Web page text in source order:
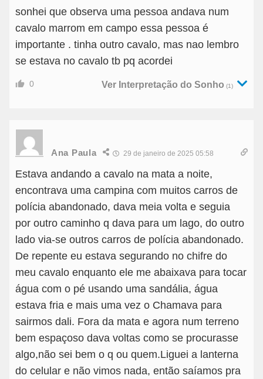
sonhei que observa uma pessoa andava num
cavalo marrom em campo essa pessoa é
importante . tinha outro cavalo, mas nao lembro
se estava no cavalo tb pq acordei
0 Ver Interpretação do Sonho (1)
Ana Paula 29 de janeiro de 2025 05:58
Estava andando a cavalo na mata a noite,
encontrava uma campina com muitos carros de
polícia abandonado, dava meia volta e seguia
por outro caminho q dava para um lago, do outro
lado via-se outros carros de polícia abandonado.
De repente eu estava segurando no chifre do
meu cavalo enquanto ele me abaixava para tocar
água com o pé usando uma sandália, água
estava fria e mais uma vez o Chamava para
sairmos dali. Fora da mata e agora num terreno
bem espaçoso dava voltas como se procurasse
algo,não sei bem o q ou quem.Liguei a lanterna
do celular e não vimos nada, então saíamos pra